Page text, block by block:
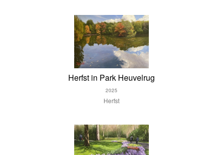
Herfst in Park Heuvelrug
2025
Herfst